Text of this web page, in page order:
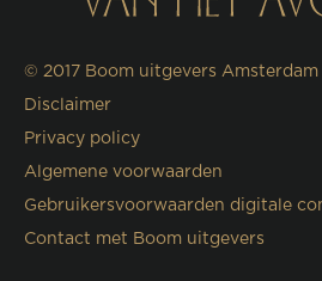
© 2017 Boom uitgevers Amsterdam
Disclaimer
Privacy policy
Algemene voorwaarden
Gebruikersvoorwaarden digitale
Contact met Boom uitgevers